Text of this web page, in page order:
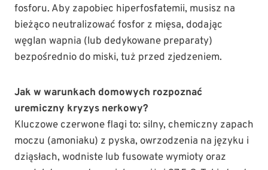
fosforu. Aby zapobiec hiperfosfatemii, musisz na
bieżąco neutralizować fosfor z mięsa, dodając
węglan wapnia (lub dedykowane preparaty)
bezpośrednio do miski, tuż przed zjedzeniem.
Jak w warunkach domowych rozpoznać
uremiczny kryzys nerkowy?
Kluczowe czerwone flagi to: silny, chemiczny zapach
moczu (amoniaku) z pyska, owrzodzenia na języku i
dziąsłach, wodniste lub fusowate wymioty oraz